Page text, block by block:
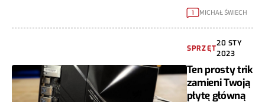
1 MICHAŁ ŚWIECH
SPRZĘT
20 STY
2023
Ten prosty trik
zamieni Twoją
płytę główną